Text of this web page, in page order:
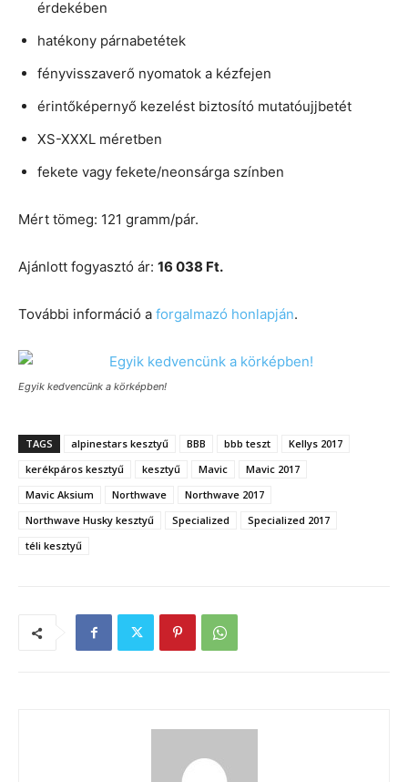
érdekében
hatékony párnabetétek
fényvisszaverő nyomatok a kézfejen
érintőképernyő kezelést biztosító mutatóujjbetét
XS-XXXL méretben
fekete vagy fekete/neonsárga színben
Mért tömeg: 121 gramm/pár.
Ajánlott fogyasztó ár: 16 038 Ft.
További információ a forgalmazó honlapján.
Egyik kedvencünk a körképben!
TAGS alpinestars kesztyű BBB bbb teszt
Kellys 2017
kerékpáros kesztyű
kesztyű Mavic
Mavic 2017
Mavic Aksium
Northwave
Northwave 2017
Northwave Husky kesztyű
Specialized
Specialized 2017
téli kesztyű